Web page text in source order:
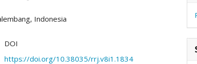
Indonesia
DOI
https://doi.org/10.38035/rrj.v8i1.1834